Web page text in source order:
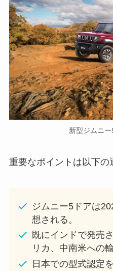
新型ジムニ
重要なポイントは以下の
ジムニー5ドアは
想される。
既にインドで発売
リカ、中南米への
日本での型式認定